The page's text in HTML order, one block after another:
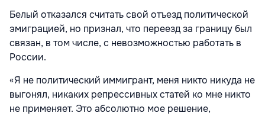
Белый отказался считать свой отъезд политической
эмиграцией, но признал, что переезд за границу был
связан, в том числе, с невозможностью работать в
России.
«Я не политический иммигрант, меня никто никуда не
выгонял, никаких репрессивных статей ко мне никто
не применяет. Это абсолютно мое решение,